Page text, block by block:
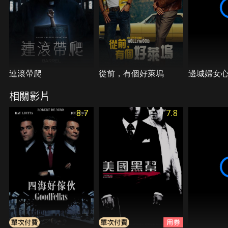
連滾帶爬 從前，有個好萊塢 邊城婦女
相關影片
8.7 7.8